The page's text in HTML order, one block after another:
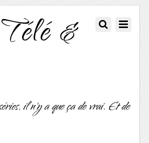
&
il n'y a que ça de vrai. Et de